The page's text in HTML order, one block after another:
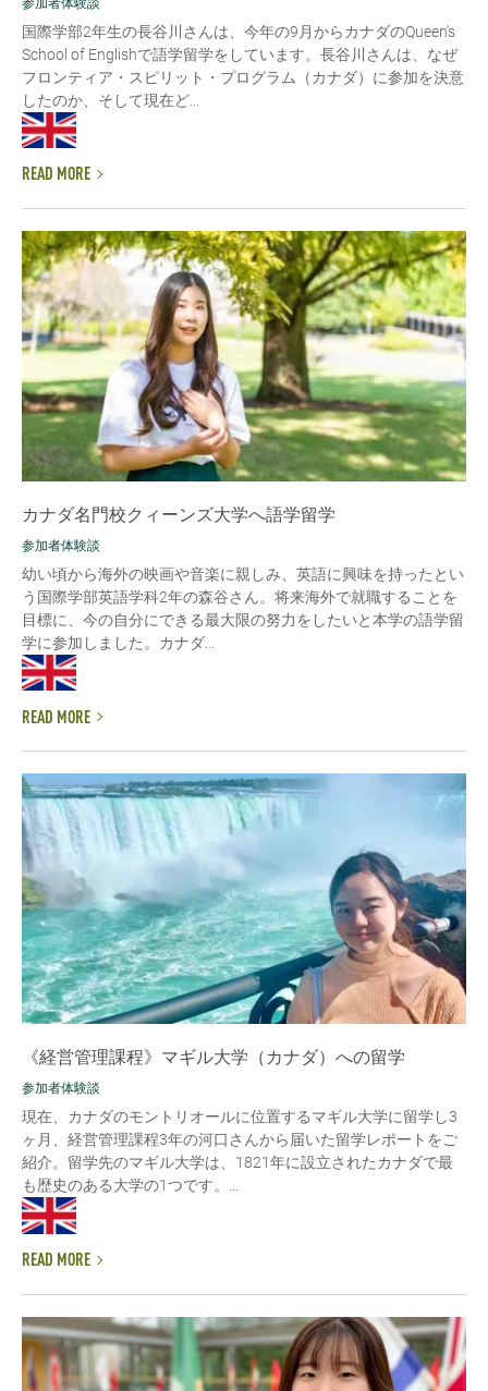
国際学部2年生の長谷川さんは、今年の9月からカナダのQueen's
School of Englishで語学留学をしています。長谷川さんは、なぜ
フロンティア・スピリット・プログラム（カナダ）に参加を決意
したのか、そして現在ど...
READ MORE
カナダ名門校クィーンズ大学へ語学留学
参加者体験談
幼い頃から海外の映画や音楽に親しみ、英語に興味を持ったとい
う国際学部英語学科2年の森谷さん。将来海外で就職することを
目標に、今の自分にできる最大限の努力をしたいと本学の語学留
学に参加しました。カナダ...
READ MORE
《経営管理課程》マギル大学（カナダ）への留学
参加者体験談
現在、カナダのモントリオールに位置するマギル大学に留学し3
ヶ月、経営管理課程3年の河口さんから届いた留学レポートをご
紹介。留学先のマギル大学は、1821年に設立されたカナダで最
も歴史のある大学の1つです。...
READ MORE